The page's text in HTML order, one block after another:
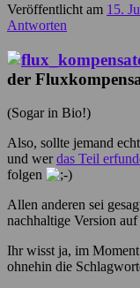
Veröffentlicht am 15.
Antworten
der
(Sogar in Bio!)
Also, sollte jemand
und werdas Teil
folgen
Allen anderen sei
nachhaltige Version
Ihr wisst ja, im
ohnehin die